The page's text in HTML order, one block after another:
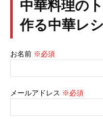
中華料理の
作る中華レ
お名前 ※必須
メールアドレス ※必須